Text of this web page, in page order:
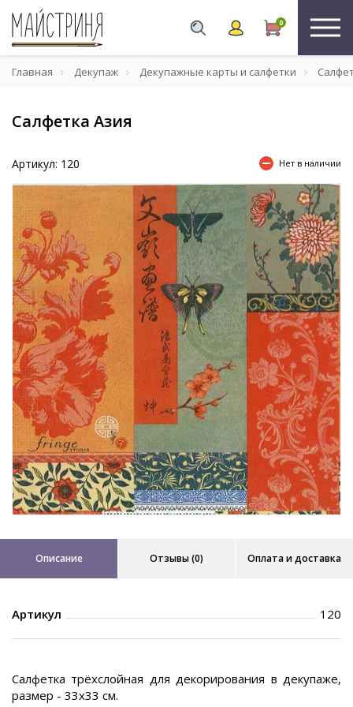
0
Главная Декупаж Декупажные карты и салфетки
Салфетка Азия
Артикул: 120 Нет в наличии
Описание Отзывы (0) Оплата и доставка
Артикул 120
Салфетка трёхслойная для декорирования в декупаже,
размер - 33х33 см.